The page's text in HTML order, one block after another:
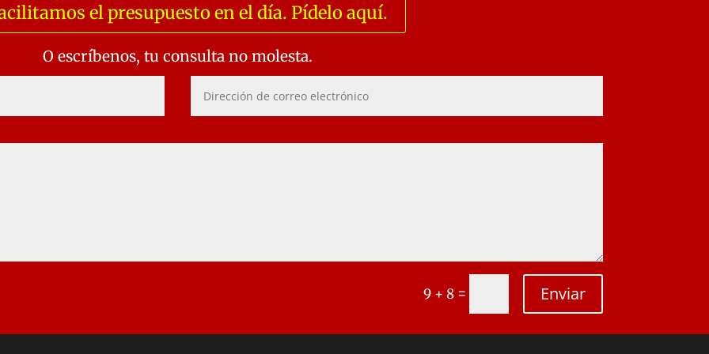
el presupuesto en el día. Pídelo aquí.
O escríbenos, tu consulta no molesta.
9 + 8= Enviar